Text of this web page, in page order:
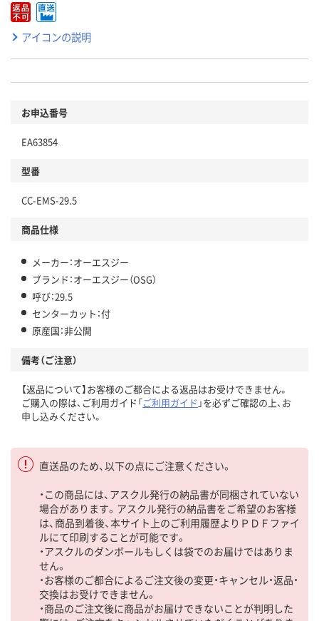
アイコンの説明
お申込番号
EA63854
型番
CC-EMS-29.5
商品仕様
メーカー：オーエスジー
ブランド：オーエスジー（OSG）
呼び：29.5
センターカット：付
原産国：非公開
備考（ご注意）
【返品について】お客様のご都合による返品はお受けできません。
ご購入の際は、ご利用ガイド「ご利用ガイド 」を必ずご確認の上、お
申し込みください。
直送品のため、以下の点にご注意ください。
・この商品には、アスクル発行の納品書が同梱されていない
場合があります。アスクル発行の納品書をご希望のお客様
は、商品到着後、本サイト上のご利用履歴よりＰＤＦファイ
ルにて印刷することが可能です。
・アスクルのダンボールもしくは袋でのお届けではありま
せん。
・お客様のご都合によるご注文後の変更・キャンセル・返品・
交換はお受けできません。
・商品のご注文後に商品がお届けできないことが判明した